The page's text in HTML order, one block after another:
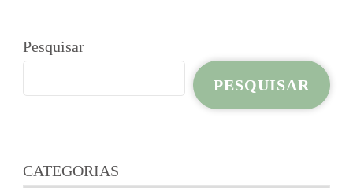
Pesquisar
PESQUISAR
CATEGORIAS